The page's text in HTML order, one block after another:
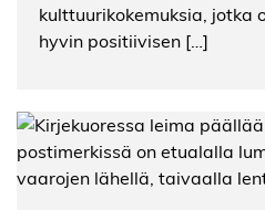
kulttuurikokemuksia, jotka
hyvin positiivisen […]